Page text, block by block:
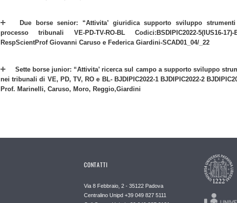
Due borse senior: “Attivita’ giuridica supporto sviluppo
processo tribunali VE-PD-TV-RO-BL Codici:BSDIPIC2022-5(IUS16-17)-
RespScientProf Giovanni Caruso e Federica Giardini-SCAD01_04/_22
Sette borse junior: “Attivita’ ricerca sul campo a supporto sviluppo
nei tribunali di VE, PD, TV, RO e BL- BJDIPIC2022-1 BJDIPIC2022-2
Prof. Marinelli, Caruso, Moro, Reggio,Giardini
CONTATTI
Via 8 Febbraio, 2 - 35122 Padova
Centralino Unipd +39 049 827 5111